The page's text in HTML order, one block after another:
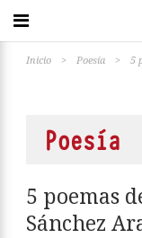
Inicio > Poesía > 5
Poesía
5 poemas
Sánchez